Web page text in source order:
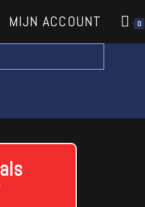
MIJN ACCOUNT 0